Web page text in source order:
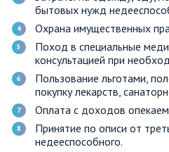
бытовых нужд
Охрана имущественных
Поход в специальные
консультацией при
Пользование льготами,
покупку лекарств,
Оплата с доходов
Принятие по описи от
недееспособного.